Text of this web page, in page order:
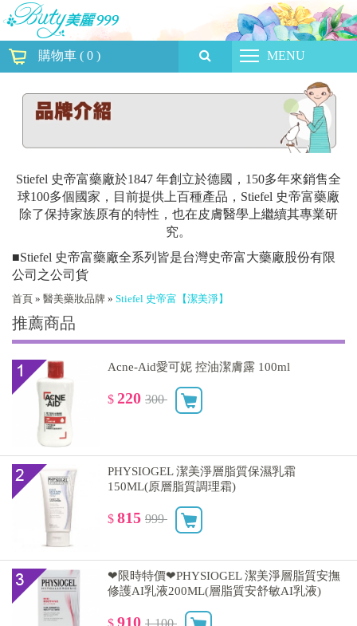
購物車 ( 0 ) MENU
Stiefel 史帝富藥廠於1847 年創立於德國，150多年來銷售全
球100多個國家，目前提供上百種產品，Stiefel 史帝富藥廠
除了保持家族原有的特性，也在皮膚醫學上繼續其專業研
究。
■Stiefel 史帝富藥廠全系列皆是台灣史帝富大藥廠股份有限
公司之公司貨
首頁 » 醫美藥妝品牌 » Stiefel 史帝富【潔美淨】
推薦商品
Acne-Aid愛可妮 控油潔膚露 100ml
$ 220 300
PHYSIOGEL 潔美淨層脂質保濕乳霜
150ML(原層脂質調理霜)
$ 815 999
❤限時特價❤PHYSIOGEL 潔美淨層脂質安撫
修護AI乳液200ML(層脂質安舒敏AI乳液)
$ 910 1,100